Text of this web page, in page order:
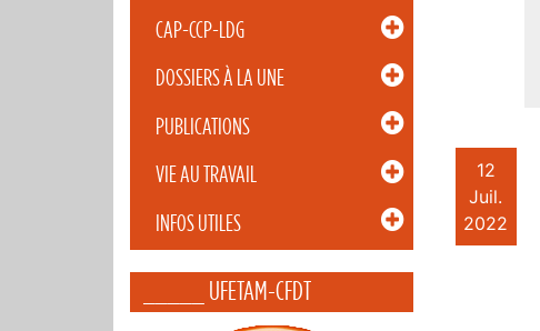
CAP-CCP-LDG
DOSSIERS À LA UNE
PUBLICATIONS
VIE AU TRAVAIL
INFOS UTILES
_____ UFETAM-CFDT
12
Juil.
2022